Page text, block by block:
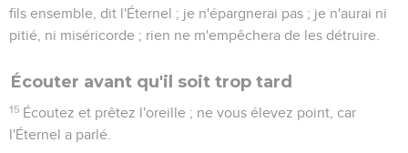
fils ensemble, dit l'Éternel ; je n'épargnerai pas ; je n'aurai ni
pitié, ni miséricorde ; rien ne m'empêchera de les détruire.
Écouter avant qu'il soit trop tard
15 Écoutez et prêtez l'oreille ; ne vous élevez point, car
l'Éternel a parlé.